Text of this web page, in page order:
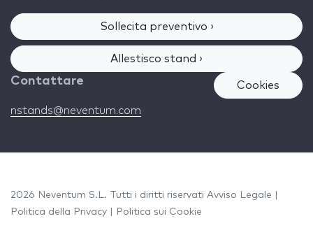
Sollecita preventivo ›
Allestisco stand ›
Contattare
nstands@neventum.com
Cookies
2026 Neventum S.L. Tutti i diritti riservati Avviso Legale
Politica della Privacy
Politica sui Cookie